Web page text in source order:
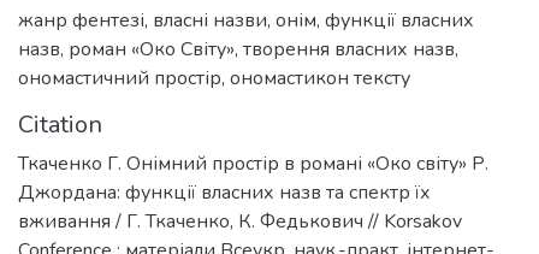
жанр фентезі, власні назви, онім, функції власних
назв, роман «Око Світу», творення власних назв,
ономастичний простір, ономастикон тексту
Citation
Ткаченко Г. Онімний простір в романі «Око світу» Р.
Джордана: функції власних назв та спектр їх
вживання / Г. Ткаченко, К. Федькович // Korsakov